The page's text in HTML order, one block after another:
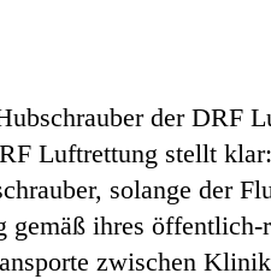
der DRF
Luftrettung stellt
solange der
gemäß ihres
zwischen